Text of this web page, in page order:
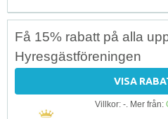
Få 15% rabatt på alla
Hyresgästföreningen
VISA
Villkor: -. Mer från: